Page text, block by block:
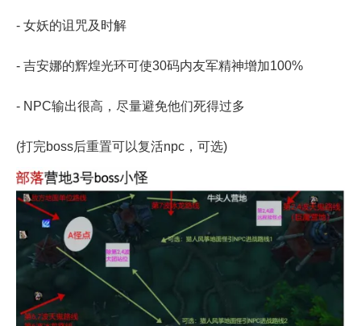
- 女妖的诅咒及时解
- 吉安娜的辉煌光环可使30码内友军精神增加100%
- NPC输出很高，尽量避免他们死得过多
(打完boss后重置可以复活npc，可选)